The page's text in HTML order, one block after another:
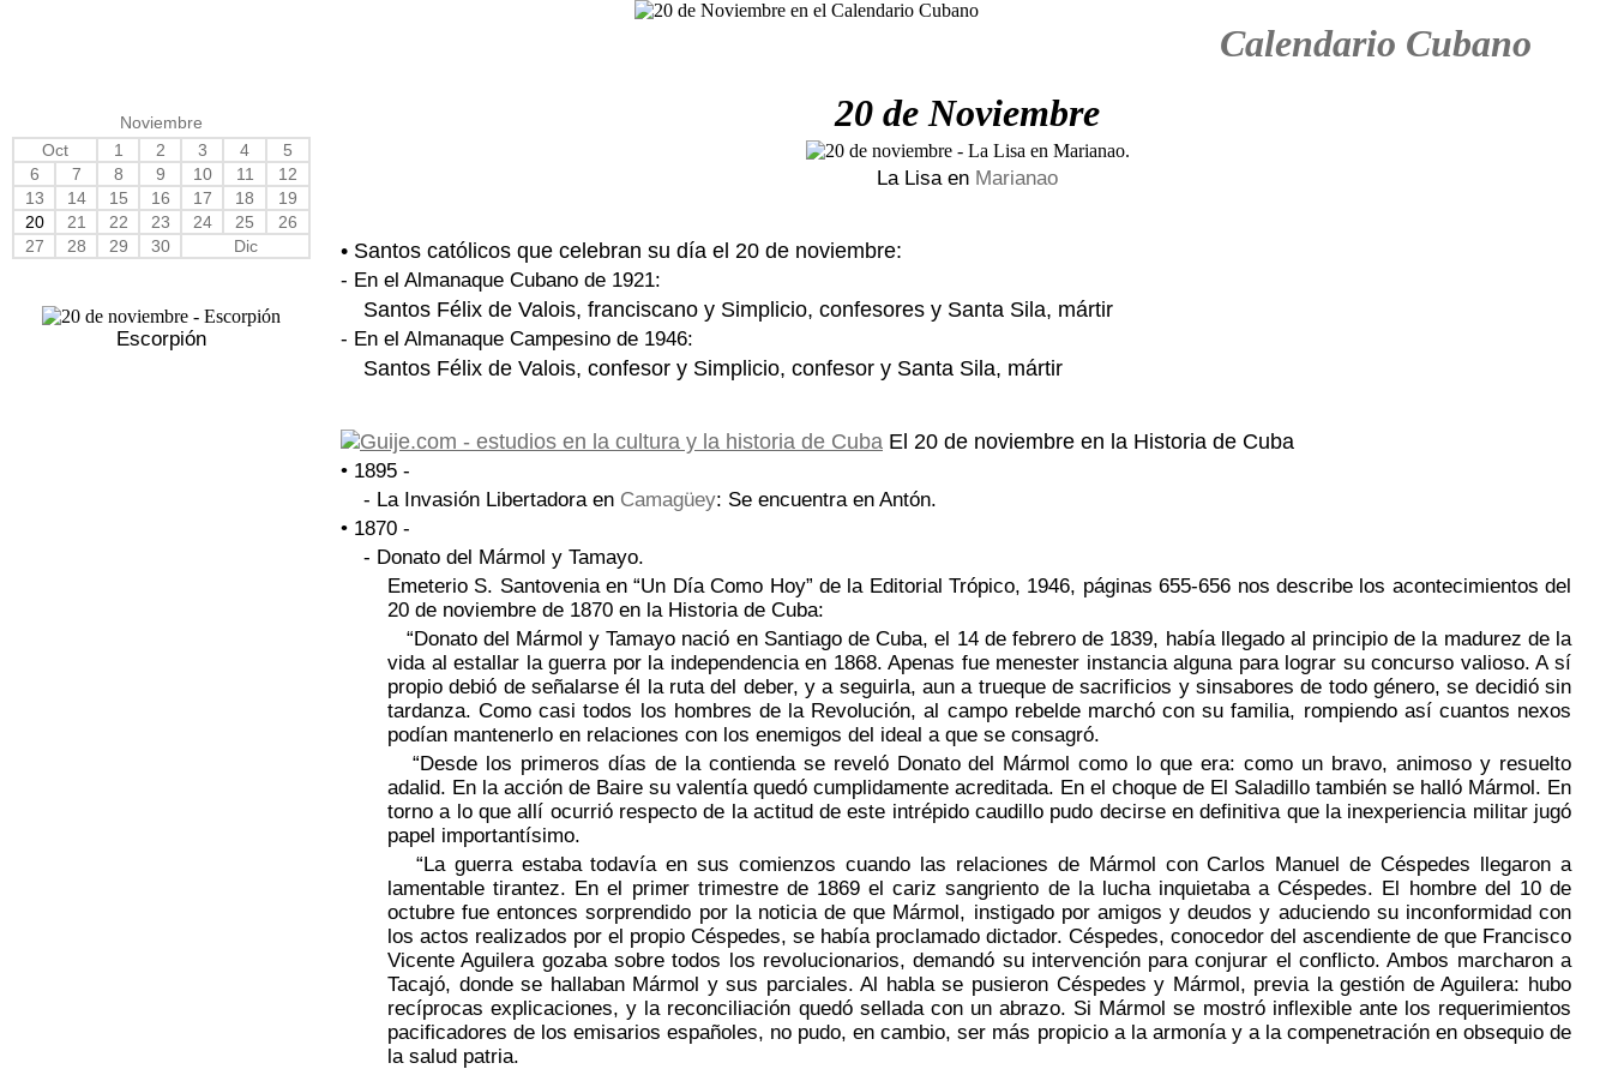
Calendario Cubano
Noviembre
Oct
1 2 3 4
5
6
7 8 9 10 11
12
13
14 15 16 17 18
19
20
21 22 23 24 25
26
27
28 29 30 Dic
Escorpión
20 de Noviembre
La Lisa en Marianao
• Santos católicos que celebran su día el 20 de noviembre:
- En el Almanaque Cubano de 1921:
Santos Félix de Valois, franciscano y Simplicio, confesores y Santa Sila, mártir
- En el Almanaque Campesino de 1946:
Santos Félix de Valois, confesor y Simplicio, confesor y Santa Sila, mártir
El 20 de noviembre en la Historia de Cuba
• 1895 -
- La Invasión Libertadora en Camagüey: Se encuentra en Antón.
• 1870 -
- Donato del Mármol y Tamayo.
Emeterio S. Santovenia en “Un Día Como Hoy” de la Editorial Trópico, 1946, páginas 655-656 nos describe los acontecimientos del
20 de noviembre de 1870 en la Historia de Cuba:
“Donato del Mármol y Tamayo nació en Santiago de Cuba, el 14 de febrero de 1839, había llegado al principio de la madurez de la
vida al estallar la guerra por la independencia en 1868. Apenas fue menester instancia alguna para lograr su concurso valioso. A sí
propio debió de señalarse él la ruta del deber, y a seguirla, aun a trueque de sacrificios y sinsabores de todo género, se decidió sin
tardanza. Como casi todos los hombres de la Revolución, al campo rebelde marchó con su familia, rompiendo así cuantos nexos
podían mantenerlo en relaciones con los enemigos del ideal a que se consagró.
“Desde los primeros días de la contienda se reveló Donato del Mármol como lo que era: como un bravo, animoso y resuelto
adalid. En la acción de Baire su valentía quedó cumplidamente acreditada. En el choque de El Saladillo también se halló Mármol. En
torno a lo que allí ocurrió respecto de la actitud de este intrépido caudillo pudo decirse en definitiva que la inexperiencia militar jugó
papel importantísimo.
“La guerra estaba todavía en sus comienzos cuando las relaciones de Mármol con Carlos Manuel de Céspedes llegaron a
lamentable tirantez. En el primer trimestre de 1869 el cariz sangriento de la lucha inquietaba a Céspedes. El hombre del 10 de
octubre fue entonces sorprendido por la noticia de que Mármol, instigado por amigos y deudos y aduciendo su inconformidad con
los actos realizados por el propio Céspedes, se había proclamado dictador. Céspedes, conocedor del ascendiente de que Francisco
Vicente Aguilera gozaba sobre todos los revolucionarios, demandó su intervención para conjurar el conflicto. Ambos marcharon a
Tacajó, donde se hallaban Mármol y sus parciales. Al habla se pusieron Céspedes y Mármol, previa la gestión de Aguilera: hubo
recíprocas explicaciones, y la reconciliación quedó sellada con un abrazo. Si Mármol se mostró inflexible ante los requerimientos
pacificadores de los emisarios españoles, no pudo, en cambio, ser más propicio a la armonía y a la compenetración en obsequio de
la salud patria.